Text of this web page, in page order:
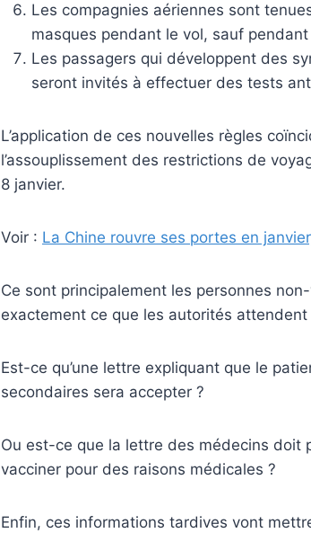
Les compagnies aériennes sont
masques pendant le vol, sauf
Les passagers qui développent des
seront invités à effectuer des tests
L’application de ces nouvelles règles
l’assouplissement des restrictions de
8 janvier.
Voir : La Chine rouvre ses portes en
Ce sont principalement les personnes
exactement ce que les autorités
Est-ce qu’une lettre expliquant que le
secondaires sera accepter ?
Ou est-ce que la lettre des médecins doit
vacciner pour des raisons médicales ?
Enfin, ces informations tardives vont